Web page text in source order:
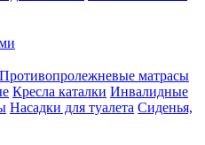
Противопролежневые матрасы
Кресла каталки Инвалидные
Насадки для туалета Сиденья,